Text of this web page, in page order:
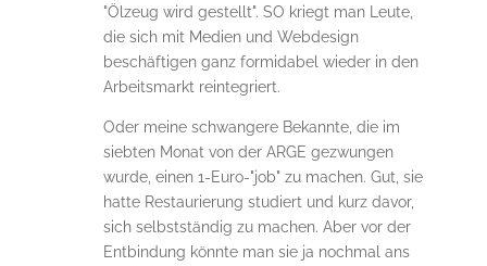
"Ölzeug wird gestellt". SO kriegt man Leute,
die sich mit Medien und Webdesign
beschäftigen ganz formidabel wieder in den
Arbeitsmarkt reintegriert.
Oder meine schwangere Bekannte, die im
siebten Monat von der ARGE gezwungen
wurde, einen 1-Euro-"job" zu machen. Gut, sie
hatte Restaurierung studiert und kurz davor,
sich selbstständig zu machen. Aber vor der
Entbindung könnte man sie ja nochmal ans